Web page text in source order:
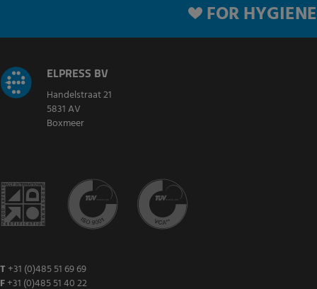
FOR HYGIENE
ELPRESS BV
Handelstraat 21
5831 AV
Boxmeer
T +31 (0)485 51 69 69
F+31 (0)485 51 40 22